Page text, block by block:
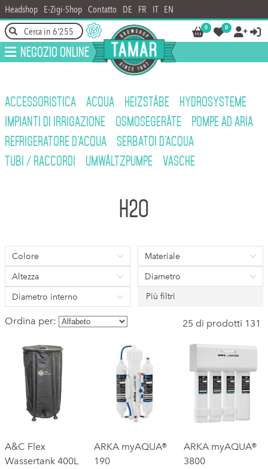
Headshop E-Zigi-Shop Contatto DE FR IT EN
0 0  
Negozio online
ACCESSORISTICA ACQUA HEIZSTÄBE
HYDROSYSTEME
IMPIANTI DI IRRIGAZIONE
OSMOSEGERÄTE
POMPE AD ARIA
REFRIGERATORE D'ACQUA
SERBATOI D'ACQUA
TUBI / RACCORDI
UMWÄLTZPUMPE VASCHE
H2O
Colore
Materiale
Altezza
Diametro
Diametro interno
Più filtri
Ordina per: 25 di prodotti 131
A&C Flex
Wassertank 400L
ARKA myAQUA®
190
ARKA myAQUA®
3800